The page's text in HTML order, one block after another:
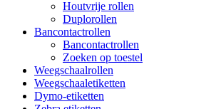
Houtvrije rollen
Duplorollen
Bancontactrollen
Bancontactrollen
Zoeken op toestel
Weegschaalrollen
Weegschaaletiketten
Dymo-etiketten